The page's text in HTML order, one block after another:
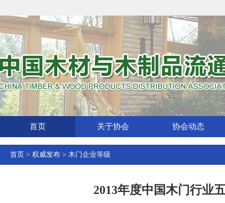
首页 关于协会 协会动态
首页 > 权威发布 > 木门企业等级
2013年度中国木门行